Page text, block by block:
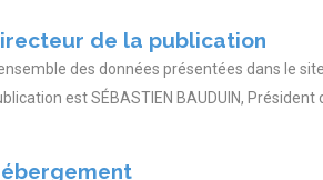
de la publication
des données présentées dans le
est SÉBASTIEN BAUDUIN,